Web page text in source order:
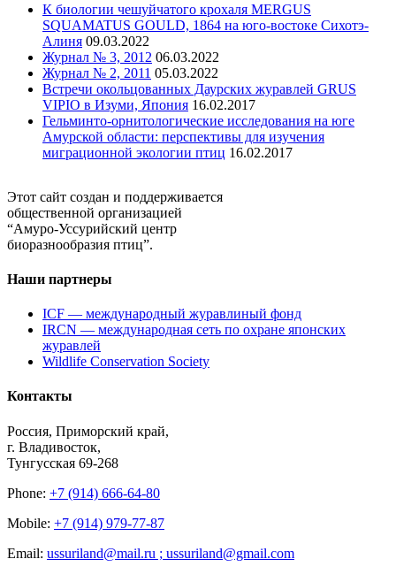
К биологии чешуйчатого крохаля MERGUS
SQUAMATUS GOULD, 1864 на юго-востоке Сихотэ-
Алиня 09.03.2022
Журнал № 3, 2012 06.03.2022
Журнал № 2, 2011 05.03.2022
Встречи окольцованных Даурских журавлей GRUS
VIPIO в Изуми, Япония 16.02.2017
Гельминто-орнитологические исследования на юге
Амурской области: перспективы для изучения
миграционной экологии птиц 16.02.2017
Этот сайт создан и поддерживается
общественной организацией
“Амуро-Уссурийский центр
биоразнообразия птиц”.
Наши партнеры
ICF — международный журавлиный фонд
IRCN — международная сеть по охране японских
журавлей
Wildlife Conservation Society
Контакты
Россия, Приморский край,
г. Владивосток,
Тунгусская 69-268
Phone: +7 (914) 666-64-80
Mobile: +7 (914) 979-77-87
Email: ussuriland@mail.ru ; ussuriland@gmail.com